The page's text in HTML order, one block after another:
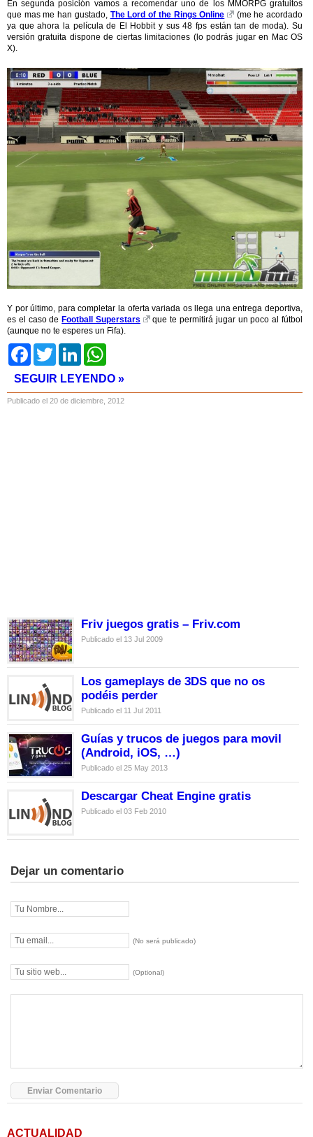
En segunda posición vamos a recomendar uno de los MMORPG gratuitos
que mas me han gustado, The Lord of the Rings Online
(me he acordado
ya que ahora la película de El Hobbit y sus 48 fps están tan de moda). Su
versión gratuita dispone de ciertas limitaciones (lo podrás jugar en Mac OS
X).
Y por último, para completar la oferta variada os llega una entrega deportiva,
es el caso de Football Superstars
que te permitirá jugar un poco al fútbol
(aunque no te esperes un Fifa).
FacebookTwitter LinkedIn
SEGUIR LEYENDO »
Publicado el 20 de diciembre, 2012
Friv juegos gratis – Friv.com
Publicado el 13 Jul 2009
Los gameplays de 3DS que no os
podéis perder
Publicado el 11 Jul 2011
Guías y trucos de juegos para movil
(Android, iOS, …)
Publicado el 25 May 2013
Descargar Cheat Engine gratis
Publicado el 03 Feb 2010
Dejar un comentario
(No será publicado)
(Optional)
ACTUALIDAD